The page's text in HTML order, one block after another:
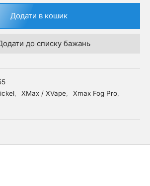
Додати в кошик
до списку бажань
, XMax / XVape, Xmax Fog Pro,